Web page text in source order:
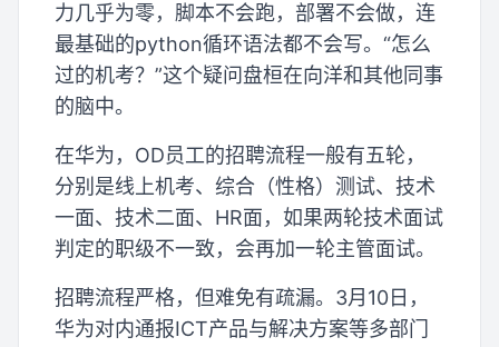
力几乎为零，脚本不会跑，部署不会做，连
最基础的python循环语法都不会写。“怎么
过的机考？”这个疑问盘桓在向洋和其他同事
的脑中。
在华为，OD员工的招聘流程一般有五轮，
分别是线上机考、综合（性格）测试、技术
一面、技术二面、HR面，如果两轮技术面试
判定的职级不一致，会再加一轮主管面试。
招聘流程严格，但难免有疏漏。3月10日，
华为对内通报ICT产品与解决方案等多部门